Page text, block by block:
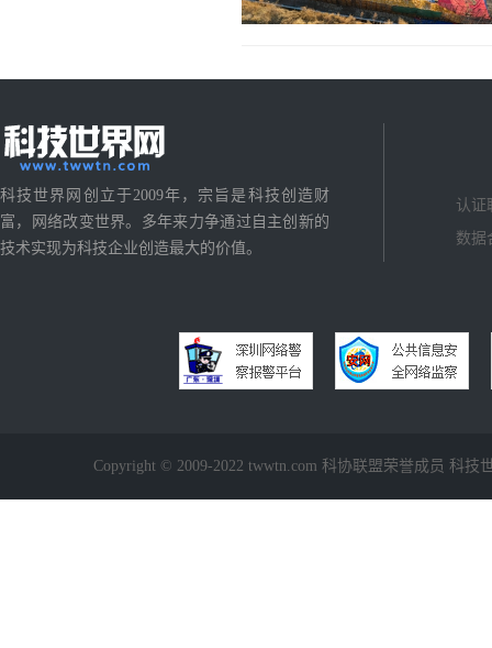
科技世界网创立于2009年，宗旨是科技创造财
富，网络改变世界。多年来力争通过自主创新的
技术实现为科技企业创造最大的价值。
认证
数据
Copyright © 2009-2022 twwtn.com 科协联盟荣誉成员 科